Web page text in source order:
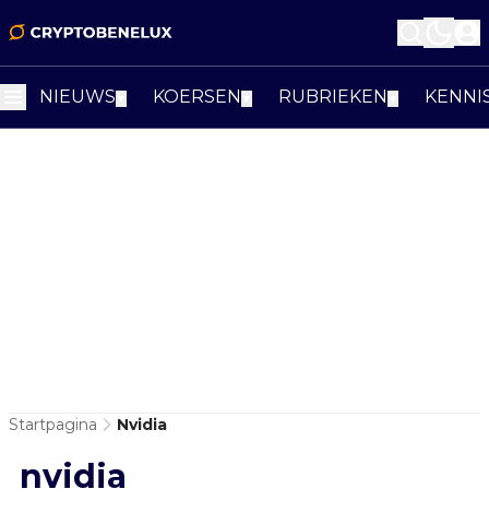
NIEUWS KOERSEN RUBRIEKEN
Startpagina Nvidia
nvidia